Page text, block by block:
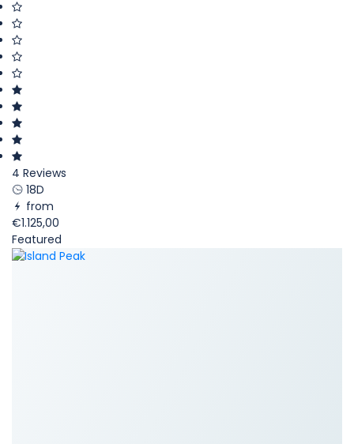
4 Reviews
18D
from
€1.125,00
Featured